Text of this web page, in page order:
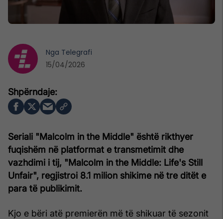
Seriali "Malcolm in the Middle" është rikthyer
fuqishëm në platformat e transmetimit dhe
vazhdimi i tij, "Malcolm in the Middle: Life's Still
Unfair", regjistroi 8.1 milion shikime në tre ditët e
para të publikimit.
Kjo e bëri atë premierën më të shikuar të sezonit
Nga Telegrafi
15/04/2026